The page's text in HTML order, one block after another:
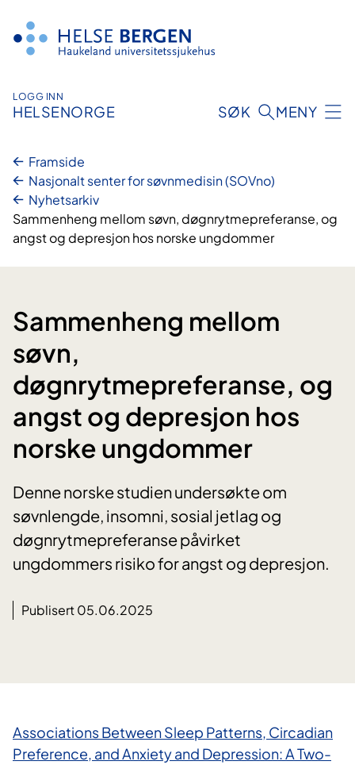
innhald
LOGG INN
HELSENORGE SØK MENY
Framside
Nasjonalt senter for søvnmedisin (SOVno)
Nyhetsarkiv
Sammenheng mellom søvn, døgnrytmepreferanse, og
angst og depresjon hos norske ungdommer
Sammenheng mellom
søvn,
døgnrytmepreferanse, og
angst og depresjon hos
norske ungdommer
Denne norske studien undersøkte om
søvnlengde, insomni, sosial jetlag og
døgnrytmepreferanse påvirket
ungdommers risiko for angst og depresjon.
Publisert 05.06.2025
Associations Between Sleep Patterns, Circadian
Preference, and Anxiety and Depression: A Two-